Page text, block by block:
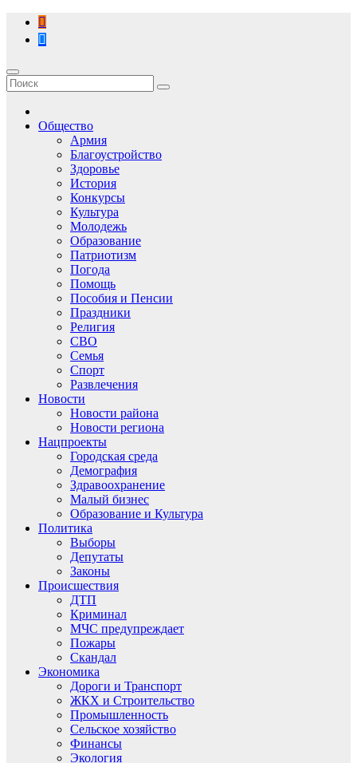
Перейти
содержимому
Общество
Армия
Благоустройство
Здоровье
История
Конкурсы
Культура
Молодежь
Образование
Патриотизм
Погода
Помощь
Пособия и Пенсии
Праздники
Религия
СВО
Семья
Спорт
Развлечения
Новости
Новости района
Новости региона
Нацпроекты
Городская среда
Демография
Здравоохранение
Малый бизнес
Образование и Культура
Политика
Выборы
Депутаты
Законы
Происшествия
ДТП
Криминал
МЧС предупреждает
Пожары
Скандал
Экономика
Дороги и Транспорт
ЖКХ и Строительство
Промышленность
Сельское хозяйство
Финансы
Экология